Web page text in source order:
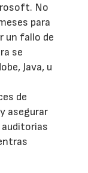
No
para
un fallo de
se
Java, u
de
asegurar